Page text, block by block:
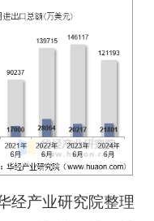
经产业研究院整理